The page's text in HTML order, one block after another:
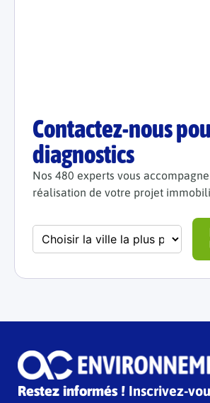
Contactez-nous
diagnostics
Nos 480 experts vous
réalisation de votre projet
Restez informés ! Inscrivez-